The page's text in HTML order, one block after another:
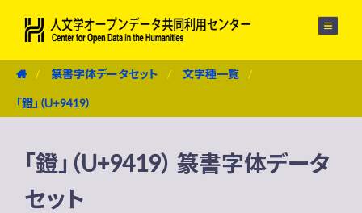
篆書字体データセット 文字種一覧
「鐙」（U+9419）
「鐙」（U+9419） 篆書字体データ
セット